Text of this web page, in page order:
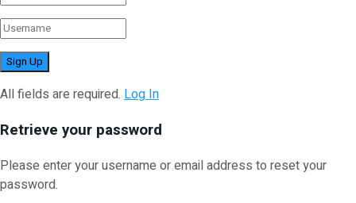
All fields are required. Log In
Retrieve your password
Please enter your username or email address to reset your
password.